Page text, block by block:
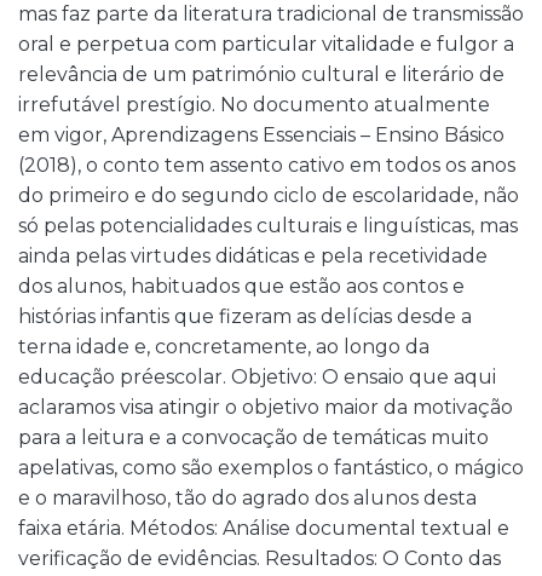
mas faz parte da literatura tradicional de transmissão
oral e perpetua com particular vitalidade e fulgor a
relevância de um património cultural e literário de
irrefutável prestígio. No documento atualmente
em vigor, Aprendizagens Essenciais – Ensino Básico
(2018), o conto tem assento cativo em todos os anos
do primeiro e do segundo ciclo de escolaridade, não
só pelas potencialidades culturais e linguísticas, mas
ainda pelas virtudes didáticas e pela recetividade
dos alunos, habituados que estão aos contos e
histórias infantis que fizeram as delícias desde a
terna idade e, concretamente, ao longo da
educação préescolar. Objetivo: O ensaio que aqui
aclaramos visa atingir o objetivo maior da motivação
para a leitura e a convocação de temáticas muito
apelativas, como são exemplos o fantástico, o mágico
e o maravilhoso, tão do agrado dos alunos desta
faixa etária. Métodos: Análise documental textual e
verificação de evidências. Resultados: O Conto das